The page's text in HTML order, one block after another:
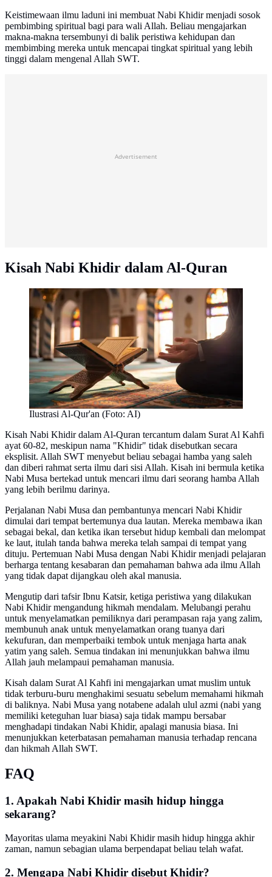
Keistimewaan ilmu laduni ini membuat Nabi Khidir menjadi sosok
pembimbing spiritual bagi para wali Allah. Beliau mengajarkan
makna-makna tersembunyi di balik peristiwa kehidupan dan
membimbing mereka untuk mencapai tingkat spiritual yang lebih
tinggi dalam mengenal Allah SWT.
Advertisement
Kisah Nabi Khidir dalam Al-Quran
Ilustrasi Al-Qur'an (Foto: AI)
Kisah Nabi Khidir dalam Al-Quran tercantum dalam Surat Al Kahfi
ayat 60-82, meskipun nama "Khidir" tidak disebutkan secara
eksplisit. Allah SWT menyebut beliau sebagai hamba yang saleh
dan diberi rahmat serta ilmu dari sisi Allah. Kisah ini bermula ketika
Nabi Musa bertekad untuk mencari ilmu dari seorang hamba Allah
yang lebih berilmu darinya.
Perjalanan Nabi Musa dan pembantunya mencari Nabi Khidir
dimulai dari tempat bertemunya dua lautan. Mereka membawa ikan
sebagai bekal, dan ketika ikan tersebut hidup kembali dan melompat
ke laut, itulah tanda bahwa mereka telah sampai di tempat yang
dituju. Pertemuan Nabi Musa dengan Nabi Khidir menjadi pelajaran
berharga tentang kesabaran dan pemahaman bahwa ada ilmu Allah
yang tidak dapat dijangkau oleh akal manusia.
Mengutip dari tafsir Ibnu Katsir, ketiga peristiwa yang dilakukan
Nabi Khidir mengandung hikmah mendalam. Melubangi perahu
untuk menyelamatkan pemiliknya dari perampasan raja yang zalim,
membunuh anak untuk menyelamatkan orang tuanya dari
kekufuran, dan memperbaiki tembok untuk menjaga harta anak
yatim yang saleh. Semua tindakan ini menunjukkan bahwa ilmu
Allah jauh melampaui pemahaman manusia.
Kisah dalam Surat Al Kahfi ini mengajarkan umat muslim untuk
tidak terburu-buru menghakimi sesuatu sebelum memahami hikmah
di baliknya. Nabi Musa yang notabene adalah ulul azmi (nabi yang
memiliki keteguhan luar biasa) saja tidak mampu bersabar
menghadapi tindakan Nabi Khidir, apalagi manusia biasa. Ini
menunjukkan keterbatasan pemahaman manusia terhadap rencana
dan hikmah Allah SWT.
FAQ
1. Apakah Nabi Khidir masih hidup hingga
sekarang?
Mayoritas ulama meyakini Nabi Khidir masih hidup hingga akhir
zaman, namun sebagian ulama berpendapat beliau telah wafat.
2. Mengapa Nabi Khidir disebut Khidir?